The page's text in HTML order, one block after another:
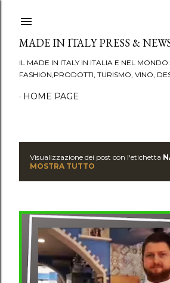
MADE IN ITALY PRESS &
IL MADE IN ITALY IN ITALIA E NEL
FASHION,PRODOTTI, TURISMO, VINO,
HOME PAGE
s
Visualizzazione dei post con l'etichetta
MOSTRA TUTTO